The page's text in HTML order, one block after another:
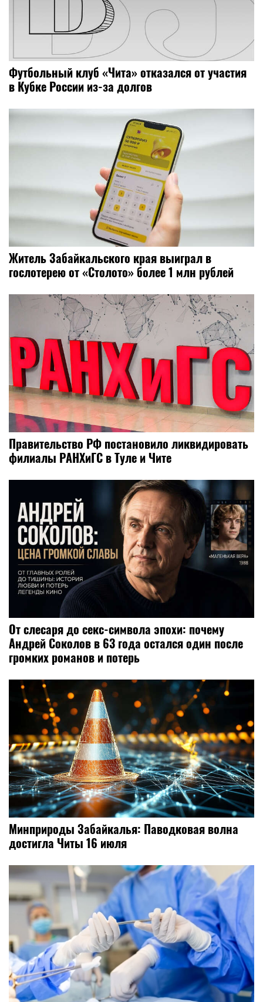
Футбольный клуб «Чита» отказался от участия
в Кубке России из-за долгов
Житель Забайкальского края выиграл в
гослотерею от «Столото» более 1 млн рублей
Правительство РФ постановило ликвидировать
филиалы РАНХиГС в Туле и Чите
От слесаря до секс-символа эпохи: почему
Андрей Соколов в 63 года остался один после
громких романов и потерь
Минприроды Забайкалья: Паводковая волна
достигла Читы 16 июля